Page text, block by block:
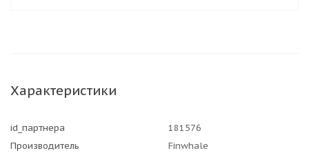
Характеристики
id_партнера
181576
Производитель
Finwhale